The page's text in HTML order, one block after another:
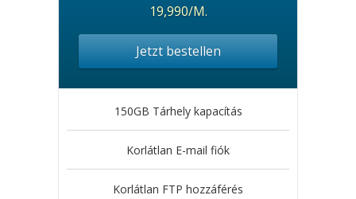
19,990/M.
Jetzt bestellen
150GB Tárhely kapacítás
Korlátlan E-mail fiók
Korlátlan FTP hozzáférés